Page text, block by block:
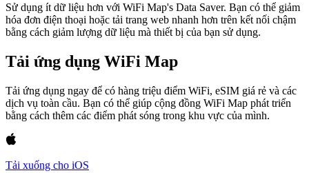
Sử dụng ít dữ liệu hơn với WiFi Map's Data Saver. Bạn có thể giảm
hóa đơn điện thoại hoặc tải trang web nhanh hơn trên kết nối chậm
bằng cách giảm lượng dữ liệu mà thiết bị của bạn sử dụng.
Tải ứng dụng WiFi Map
Tải ứng dụng ngay để có hàng triệu điểm WiFi, eSIM giá rẻ và các
dịch vụ toàn cầu. Bạn có thể giúp cộng đồng WiFi Map phát triển
bằng cách thêm các điểm phát sóng trong khu vực của mình.
Tải xuống cho iOS